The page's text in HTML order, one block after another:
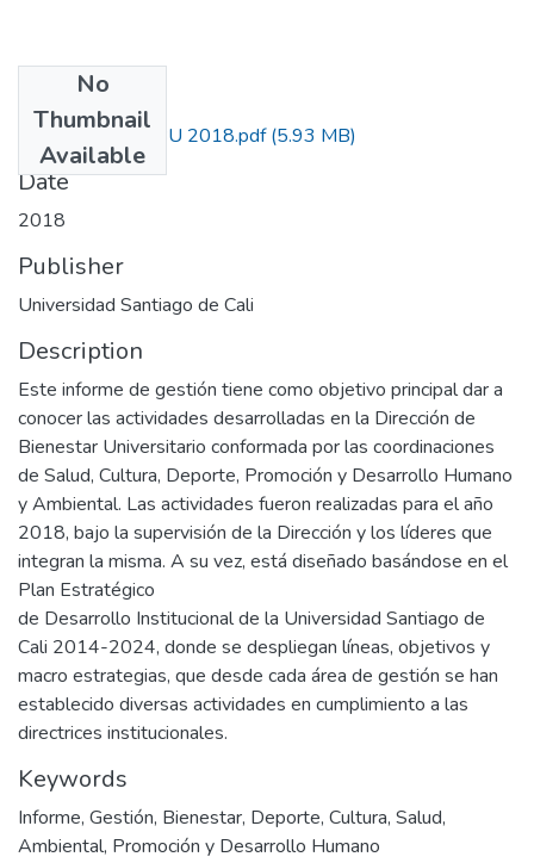
No
Thumbnail
Available
Informe Gestion BU 2018.pdf(5.93 MB)
Date
2018
Publisher
Universidad Santiago de Cali
Description
Este informe de gestión tiene como objetivo principal dar a
conocer las actividades desarrolladas en la Dirección de
Bienestar Universitario conformada por las coordinaciones
de Salud, Cultura, Deporte, Promoción y Desarrollo Humano
y Ambiental. Las actividades fueron realizadas para el año
2018, bajo la supervisión de la Dirección y los líderes que
integran la misma. A su vez, está diseñado basándose en el
Plan Estratégico
de Desarrollo Institucional de la Universidad Santiago de
Cali 2014-2024, donde se despliegan líneas, objetivos y
macro estrategias, que desde cada área de gestión se han
establecido diversas actividades en cumplimiento a las
directrices institucionales.
Keywords
Informe, Gestión, Bienestar, Deporte, Cultura, Salud,
Ambiental, Promoción y Desarrollo Humano